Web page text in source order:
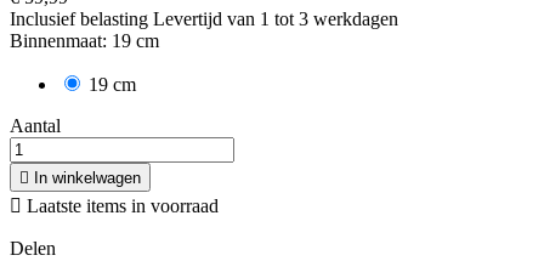
Inclusief belasting Levertijd van 1 tot 3 werkdagen
Binnenmaat: 19 cm
19 cm
Aantal
 In winkelwagen
 Laatste items in voorraad
Delen